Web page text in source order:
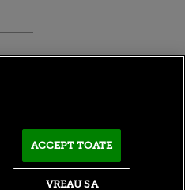
ACCEPT TOATE
VREAU SA